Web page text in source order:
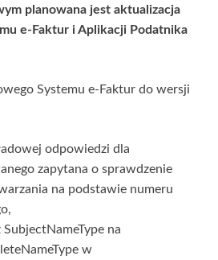
planowana jest aktualizacja
e-Faktur i Aplikacji Podatnika
Systemu e-Faktur do wersji
odpowiedzi dla
zapytana o sprawdzenie
na podstawie numeru
na
w